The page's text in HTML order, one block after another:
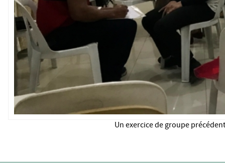
Un exercice de groupe